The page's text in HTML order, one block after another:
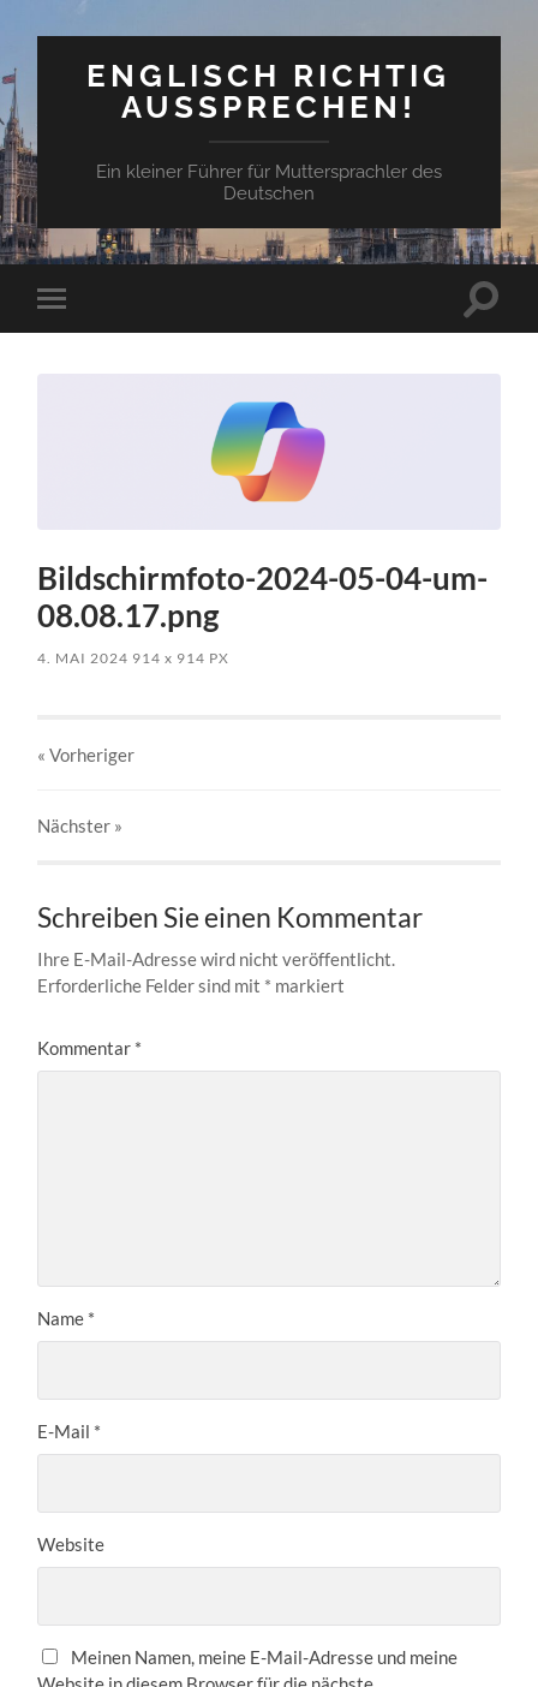
ENGLISCH RICHTIG
AUSSPRECHEN!
Ein kleiner Führer für Muttersprachler des
Deutschen
Mobile-
Menü
Bildschirmfoto-2024-05-04-um-
08.08.17.png
4. MAI 2024 914x 914 PX
« Vorheriger
Nächster »
Schreiben Sie einen Kommentar
Ihre E-Mail-Adresse wird nicht veröffentlicht.
Erforderliche Felder sind mit * markiert
Kommentar *
Name *
E-Mail *
Website
Meinen Namen, meine E-Mail-Adresse und meine